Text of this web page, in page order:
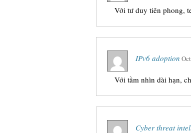
Với tư duy tiên phong,
IPv6 adoption
Với tầm nhìn dài hạn,
Cyber threat